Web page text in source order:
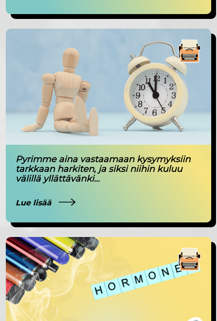
Pyrimme aina vastaamaan kysymyksiin
tarkkaan harkiten, ja siksi niihin kuluu
välillä yllättävänki...
Lue lisää